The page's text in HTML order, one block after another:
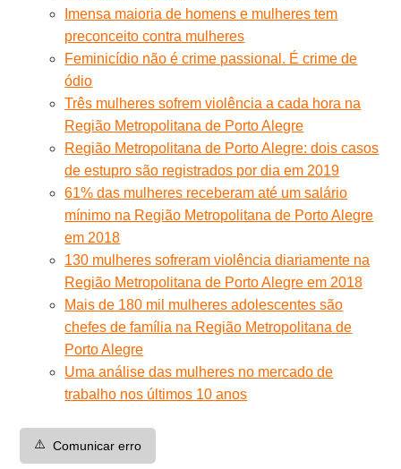
Imensa maioria de homens e mulheres tem
preconceito contra mulheres
Feminicídio não é crime passional. É crime de
ódio
Três mulheres sofrem violência a cada hora na
Região Metropolitana de Porto Alegre
Região Metropolitana de Porto Alegre: dois casos
de estupro são registrados por dia em 2019
61% das mulheres receberam até um salário
mínimo na Região Metropolitana de Porto Alegre
em 2018
130 mulheres sofreram violência diariamente na
Região Metropolitana de Porto Alegre em 2018
Mais de 180 mil mulheres adolescentes são
chefes de família na Região Metropolitana de
Porto Alegre
Uma análise das mulheres no mercado de
trabalho nos últimos 10 anos
⚠️ Comunicar erro